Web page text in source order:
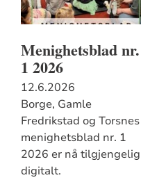
Menighetsblad nr.
1 2026
12.6.2026
Borge, Gamle
Fredrikstad og Torsnes
menighetsblad nr. 1
2026 er nå tilgjengelig
digitalt.